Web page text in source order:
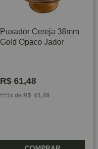
Puxador Cereja 38mm
Gold Opaco Jador
R$61,48
1x de R$ 61,48